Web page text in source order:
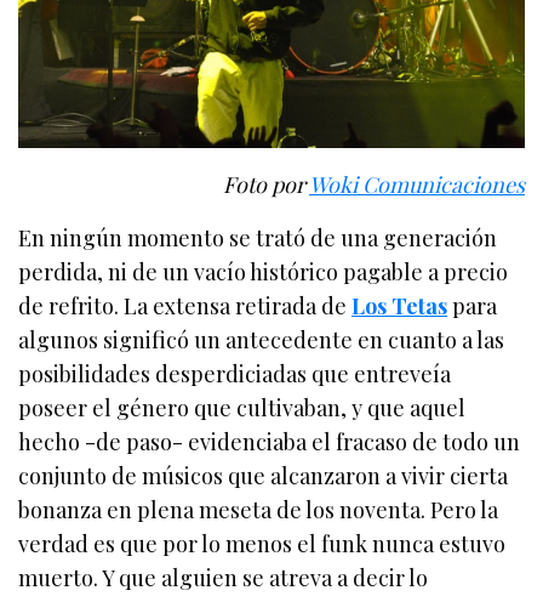
Foto porWoki Comunicaciones
En ningún momento se trató de una generación
perdida, ni de un vacío histórico pagable a precio
de refrito. La extensa retirada deLos Tetaspara
algunos significó un antecedente en cuanto a las
posibilidades desperdiciadas que entreveía
poseer el género que cultivaban, y que aquel
hecho -de paso- evidenciaba el fracaso de todo un
conjunto de músicos que alcanzaron a vivir cierta
bonanza en plena meseta de los noventa. Pero la
verdad es que por lo menos el funk nunca estuvo
muerto. Y que alguien se atreva a decir lo